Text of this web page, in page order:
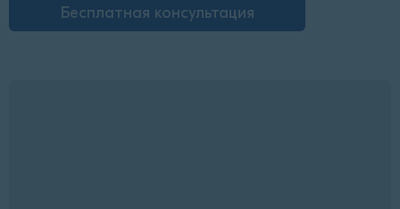
Бесплатная консультация